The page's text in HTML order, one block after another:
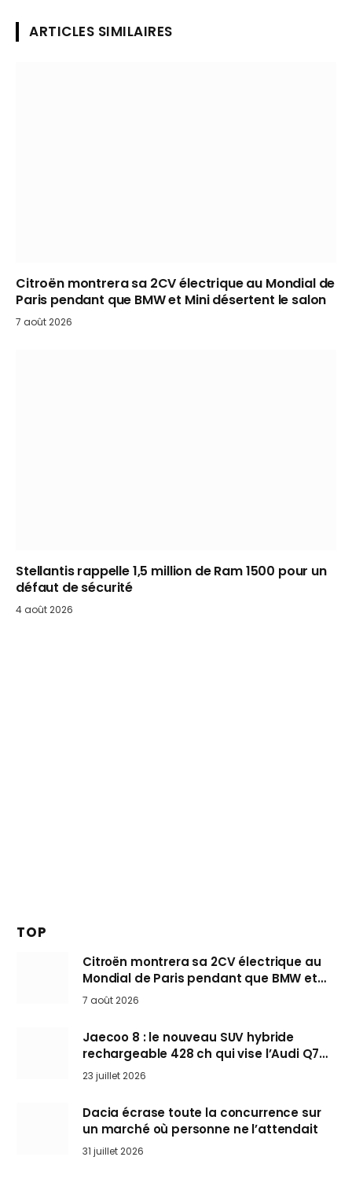
ARTICLES SIMILAIRES
Citroën montrera sa 2CV électrique au Mondial de
Paris pendant que BMW et Mini désertent le salon
7 août 2026
Stellantis rappelle 1,5 million de Ram 1500 pour un
défaut de sécurité
4 août 2026
TOP
Citroën montrera sa 2CV électrique au
Mondial de Paris pendant que BMW et
Mini désertent le salon
7 août 2026
Jaecoo 8 : le nouveau SUV hybride
rechargeable 428 ch qui vise l’Audi Q7
arrive en Europe cet automne
23 juillet 2026
Dacia écrase toute la concurrence sur
un marché où personne ne l’attendait
31 juillet 2026